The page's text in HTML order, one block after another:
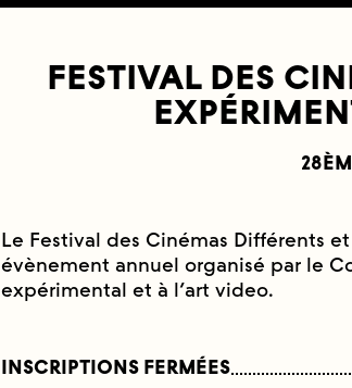
FESTIVAL DES
Le Festival des Cinémas Différents
évènement annuel organisé par le
expérimental et à l’art video.
INSCRIPTIONS FERMÉES